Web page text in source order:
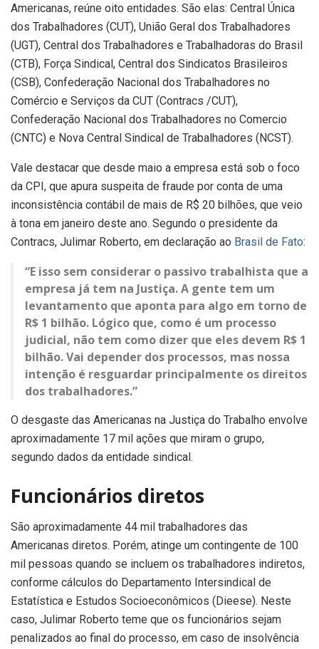
Americanas, reúne oito entidades. São elas: Central Única
dos Trabalhadores (CUT), União Geral dos Trabalhadores
(UGT), Central dos Trabalhadores e Trabalhadoras do Brasil
(CTB), Força Sindical, Central dos Sindicatos Brasileiros
(CSB), Confederação Nacional dos Trabalhadores no
Comércio e Serviços da CUT (Contracs /CUT),
Confederação Nacional dos Trabalhadores no Comercio
(CNTC) e Nova Central Sindical de Trabalhadores (NCST).
Vale destacar que desde maio a empresa está sob o foco
da CPI, que apura suspeita de fraude por conta de uma
inconsistência contábil de mais de R$ 20 bilhões, que veio
à tona em janeiro deste ano. Segundo o presidente da
Contracs, Julimar Roberto, em declaração ao Brasil de Fato:
“E isso sem considerar o passivo trabalhista que a
empresa já tem na Justiça. A gente tem um
levantamento que aponta para algo em torno de
R$ 1 bilhão. Lógico que, como é um processo
judicial, não tem como dizer que eles devem R$ 1
bilhão. Vai depender dos processos, mas nossa
intenção é resguardar principalmente os direitos
dos trabalhadores.”
O desgaste das Americanas na Justiça do Trabalho envolve
aproximadamente 17 mil ações que miram o grupo,
segundo dados da entidade sindical.
Funcionários diretos
São aproximadamente 44 mil trabalhadores das
Americanas diretos. Porém, atinge um contingente de 100
mil pessoas quando se incluem os trabalhadores indiretos,
conforme cálculos do Departamento Intersindical de
Estatística e Estudos Socioeconômicos (Dieese). Neste
caso, Julimar Roberto teme que os funcionários sejam
penalizados ao final do processo, em caso de insolvência